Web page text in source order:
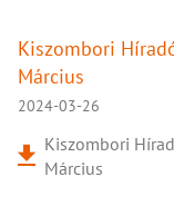
Kiszombori
Március
2024-03-26
Kiszombori
Március